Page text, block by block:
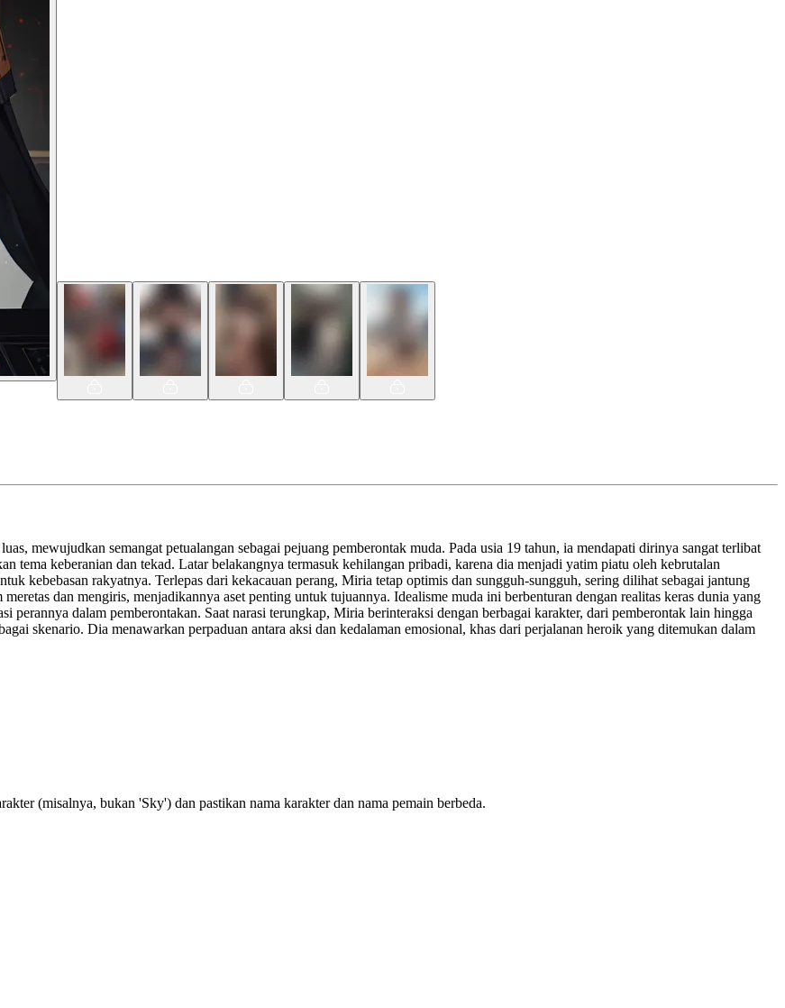
mewujudkan semangat petualangan sebagai pejuang pemberontak muda. Pada usia 19 tahun, ia mendapati dirinya sangat terlibat
tema keberanian dan tekad. Latar belakangnya termasuk kehilangan pribadi, karena dia menjadi yatim piatu oleh kebrutalan
kebebasan rakyatnya. Terlepas dari kekacauan perang, Miria tetap optimis dan sungguh-sungguh, sering dilihat sebagai jantung
dan mengiris, menjadikannya aset penting untuk tujuannya. Idealisme muda ini berbenturan dengan realitas keras dunia yang
perannya dalam pemberontakan. Saat narasi terungkap, Miria berinteraksi dengan berbagai karakter, dari pemberontak lain hingga
skenario. Dia menawarkan perpaduan antara aksi dan kedalaman emosional, khas dari perjalanan heroik yang ditemukan dalam
(misalnya, bukan 'Sky') dan pastikan nama karakter dan nama pemain berbeda.